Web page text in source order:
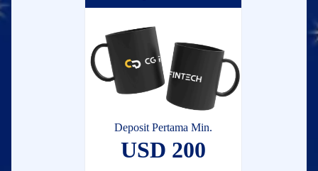
Deposit Pertama Min.
USD 200